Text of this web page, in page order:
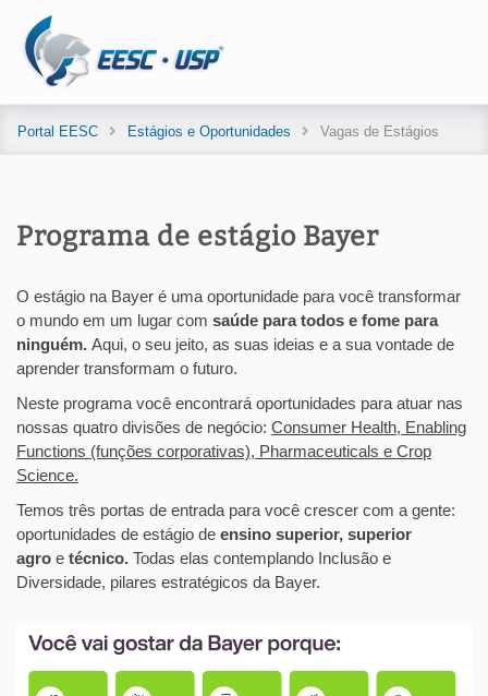
Portal EESC Estágios e Oportunidades Vagas de Estágios
Programa de estágio Bayer
O estágio na Bayer é uma oportunidade para você transformar
o mundo em um lugar com saúde para todos e fome para
ninguém. Aqui, o seu jeito, as suas ideias e a sua vontade de
aprender transformam o futuro.
Neste programa você encontrará oportunidades para atuar nas
nossas quatro divisões de negócio: Consumer Health, Enabling
Functions (funções corporativas), Pharmaceuticals e Crop
Science.
Temos três portas de entrada para você crescer com a gente:
oportunidades de estágio de ensino superior, superior
agro e técnico. Todas elas contemplando Inclusão e
Diversidade, pilares estratégicos da Bayer.